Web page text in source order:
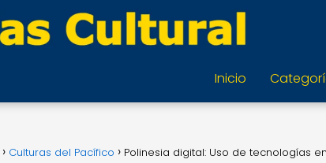
Inicio
Culturas del Pacífico Polinesia digital: Uso de tecnologías